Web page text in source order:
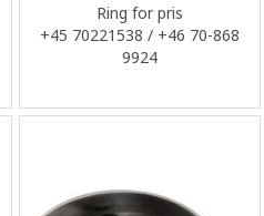
Ring for pris
+45 70221538 / +46 70-868
9924